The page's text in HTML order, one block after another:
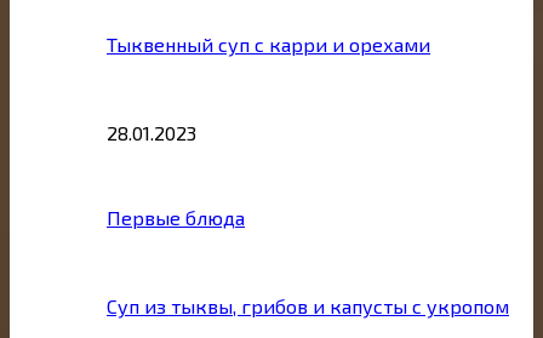
Тыквенный суп с карри и орехами
28.01.2023
Первые блюда
Суп из тыквы, грибов и капусты с укропом